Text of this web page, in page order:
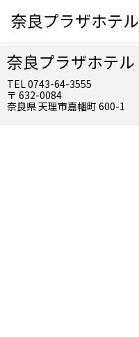
奈良プラザホテル
奈良プラザホテル
TEL 0743-64-3555
〒 632-0084
奈良県 天理市嘉幡町 600-1